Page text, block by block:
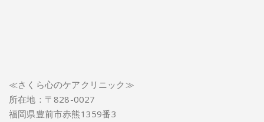
≪さくら心のケアクリニック≫
所在地：〒828-0027
福岡県豊前市赤熊1359番3